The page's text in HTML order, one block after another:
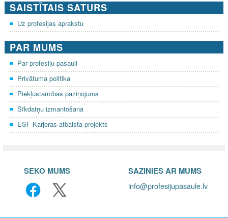
SAISTĪTAIS SATURS
Uz profesijas aprakstu
PAR MUMS
Par profesiju pasauli
Privātuma politika
Piekļūstamības paziņojums
Sīkdatņu izmantošana
ESF Karjeras atbalsta projekts
SEKO MUMS SAZINIES AR MUMS
info@profesijupasaule.lv